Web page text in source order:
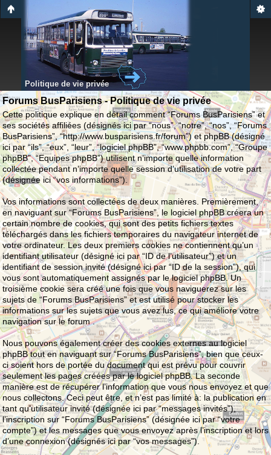
Politique de vie privée
Forums BusParisiens - Politique de vie privée
Cette politique explique en détail comment “Forums BusParisiens” et
ses sociétés affiliées (désignés ici par “nous”, “notre”, “nos”, “Forums
BusParisiens”, “http://www.busparisiens.fr/forum”) et phpBB (désigné
ici par “ils”, “eux”, “leur”, “logiciel phpBB”, “www.phpbb.com”, “Groupe
phpBB”, “Equipes phpBB”) utilisent n’importe quelle information
collectée pendant n’importe quelle session d’utilisation de votre part
(désignée ici “vos informations”).
Vos informations sont collectées de deux manières. Premièrement,
en naviguant sur “Forums BusParisiens”, le logiciel phpBB créera un
certain nombre de cookies, qui sont des petits fichiers textes
téléchargés dans les fichiers temporaires du navigateur internet de
votre ordinateur. Les deux premiers cookies ne contiennent qu’un
identifiant utilisateur (désigné ici par “ID de l’utilisateur”) et un
identifiant de session invité (désigné ici par “ID de la session”), qui
vous sont automatiquement assignés par le logiciel phpBB. Un
troisième cookie sera créé une fois que vous naviguerez sur les
sujets de “Forums BusParisiens” et est utilisé pour stocker les
informations sur les sujets que vous avez lus, ce qui améliore votre
navigation sur le forum .
Nous pouvons également créer des cookies externes au logiciel
phpBB tout en naviguant sur “Forums BusParisiens”, bien que ceux-
ci soient hors de portée du document qui est prévu pour couvrir
seulement les pages créées par le logiciel phpBB. La seconde
manière est de récupérer l’information que vous nous envoyez et que
nous collectons. Ceci peut être, et n’est pas limité à: la publication en
tant qu’utilisateur invité (désignée ici par “messages invités”),
l’inscription sur “Forums BusParisiens” (désignée ici par “votre
compte”) et les messages que vous envoyez après l’inscription et lors
d’une connexion (désignés ici par “vos messages”).